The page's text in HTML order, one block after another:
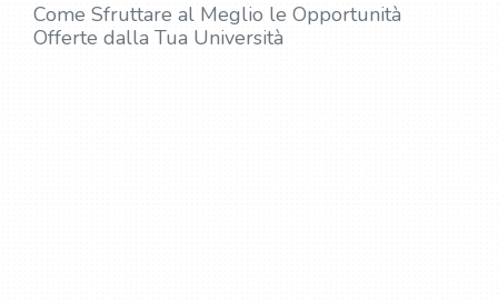
Come Sfruttare al Meglio le Opportunità
Offerte dalla Tua Università